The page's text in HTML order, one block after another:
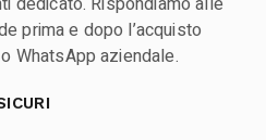
prima e dopo l’acquisto
WhatsApp aziendale.